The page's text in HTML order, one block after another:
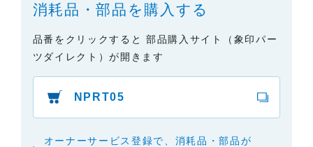
製品の仕様変更などで、取扱説明書の内容は変更さ
扱説明書の内容が、製品に同梱されている取扱説明
書の内容と異なる場合がありますので、あらかじめ
ご了承ください。
３．安全上のご注意
「使用上のご注意」や「安全上のご注意」など安全
に関する注意事項は、取扱説明書作成時点での法的
消耗品・部品を購入する
品番をクリックすると 部品購入サイト（象印パー
ツダイレクト）が開きます
NPRT05
オーナーサービス登録で、消耗品・部品が